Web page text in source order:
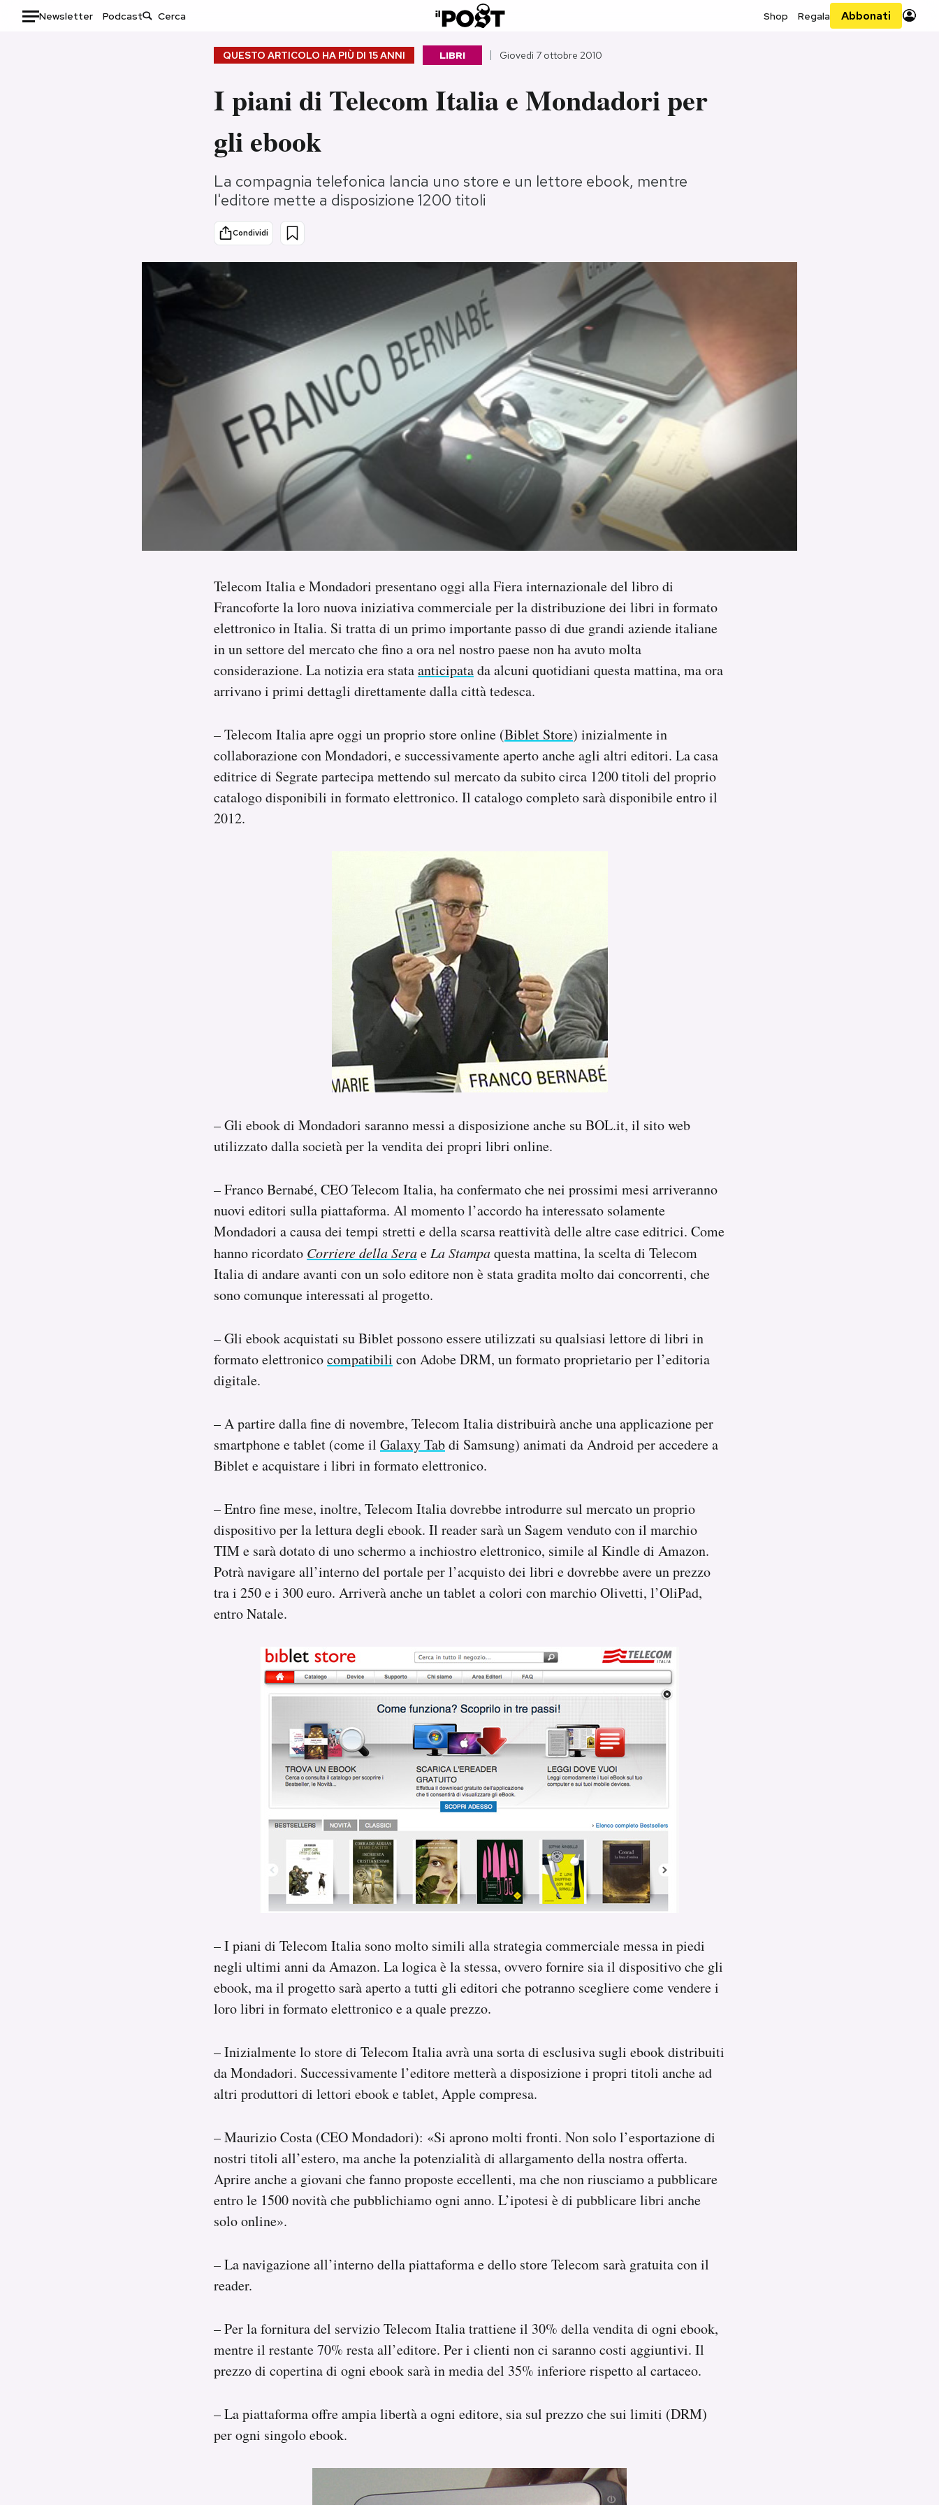
Newsletter Podcast Shop Regala Abbonati
Consumismi
Storie/Idee
Ok Boomer!
Mondiali calcio 2026
QUESTO ARTICOLO HA PIÙ DI 15 ANNI LIBRI Giovedì 7 ottobre 2010
I piani di Telecom Italia e Mondadori per
gli ebook
La compagnia telefonica lancia uno store e un lettore ebook, mentre
l'editore mette a disposizione 1200 titoli
Condividi
Telecom Italia e Mondadori presentano oggi alla Fiera internazionale del libro di
Francoforte la loro nuova iniziativa commerciale per la distribuzione dei libri in formato
elettronico in Italia. Si tratta di un primo importante passo di due grandi aziende italiane
in un settore del mercato che fino a ora nel nostro paese non ha avuto molta
considerazione. La notizia era stataanticipatada alcuni quotidiani questa mattina, ma ora
arrivano i primi dettagli direttamente dalla città tedesca.
– Telecom Italia apre oggi un proprio store online (Biblet Store) inizialmente in
collaborazione con Mondadori, e successivamente aperto anche agli altri editori. La casa
editrice di Segrate partecipa mettendo sul mercato da subito circa 1200 titoli del proprio
catalogo disponibili in formato elettronico. Il catalogo completo sarà disponibile entro il
2012.
– Gli ebook di Mondadori saranno messi a disposizione anche su BOL.it, il sito web
utilizzato dalla società per la vendita dei propri libri online.
– Franco Bernabé, CEO Telecom Italia, ha confermato che nei prossimi mesi arriveranno
nuovi editori sulla piattaforma. Al momento l’accordo ha interessato solamente
Mondadori a causa dei tempi stretti e della scarsa reattività delle altre case editrici. Come
hanno ricordato Corriere della Serae La Stampaquesta mattina, la scelta di Telecom
Italia di andare avanti con un solo editore non è stata gradita molto dai concorrenti, che
sono comunque interessati al progetto.
– Gli ebook acquistati su Biblet possono essere utilizzati su qualsiasi lettore di libri in
formato elettronicocompatibili con Adobe DRM, un formato proprietario per l’editoria
digitale.
– A partire dalla fine di novembre, Telecom Italia distribuirà anche una applicazione per
smartphone e tablet (come il Galaxy Tabdi Samsung) animati da Android per accedere a
Biblet e acquistare i libri in formato elettronico.
– Entro fine mese, inoltre, Telecom Italia dovrebbe introdurre sul mercato un proprio
dispositivo per la lettura degli ebook. Il reader sarà un Sagem venduto con il marchio
TIM e sarà dotato di uno schermo a inchiostro elettronico, simile al Kindle di Amazon.
Potrà navigare all’interno del portale per l’acquisto dei libri e dovrebbe avere un prezzo
tra i 250 e i 300 euro. Arriverà anche un tablet a colori con marchio Olivetti, l’OliPad,
entro Natale.
– I piani di Telecom Italia sono molto simili alla strategia commerciale messa in piedi
negli ultimi anni da Amazon. La logica è la stessa, ovvero fornire sia il dispositivo che gli
ebook, ma il progetto sarà aperto a tutti gli editori che potranno scegliere come vendere i
loro libri in formato elettronico e a quale prezzo.
– Inizialmente lo store di Telecom Italia avrà una sorta di esclusiva sugli ebook distribuiti
da Mondadori. Successivamente l’editore metterà a disposizione i propri titoli anche ad
altri produttori di lettori ebook e tablet, Apple compresa.
– Maurizio Costa (CEO Mondadori): «Si aprono molti fronti. Non solo l’esportazione di
nostri titoli all’estero, ma anche la potenzialità di allargamento della nostra offerta.
Aprire anche a giovani che fanno proposte eccellenti, ma che non riusciamo a pubblicare
entro le 1500 novità che pubblichiamo ogni anno. L’ipotesi è di pubblicare libri anche
solo online».
– La navigazione all’interno della piattaforma e dello store Telecom sarà gratuita con il
reader.
– Per la fornitura del servizio Telecom Italia trattiene il 30% della vendita di ogni ebook,
mentre il restante 70% resta all’editore. Per i clienti non ci saranno costi aggiuntivi. Il
prezzo di copertina di ogni ebook sarà in media del 35% inferiore rispetto al cartaceo.
– La piattaforma offre ampia libertà a ogni editore, sia sul prezzo che sui limiti (DRM)
per ogni singolo ebook.